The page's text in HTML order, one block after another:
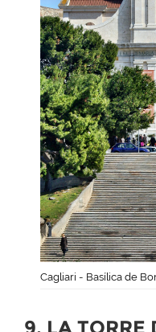
Cagliari - Basílica de